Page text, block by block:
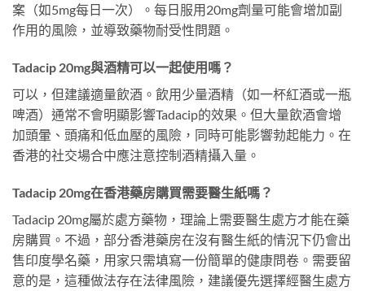
案（如5mg每日一次）。每日服用20mg劑量可能會增加副
作用的風險，並導致藥物耐受性問題。
Tadacip 20mg與酒精可以一起使用嗎？
可以，但建議適量飲酒。飲用少量酒精（如一杯紅酒或一瓶
啤酒）通常不會明顯影響Tadacip的效果。但大量飲酒會增
加頭暈、頭痛和低血壓的風險，同時可能影響勃起能力。在
香港的社交場合中應注意控制酒精攝入量。
Tadacip 20mg在香港藥房購買需要醫生紙嗎？
Tadacip 20mg屬於處方藥物，理論上需要醫生處方才能在藥
房購買。不過，部分香港藥房在沒有醫生紙的情況下仍會出
售印度學名藥，用家只需填寫一份簡單的健康問卷。需要留
意的是，這種做法存在法律風險，建議優先選擇經醫生處方